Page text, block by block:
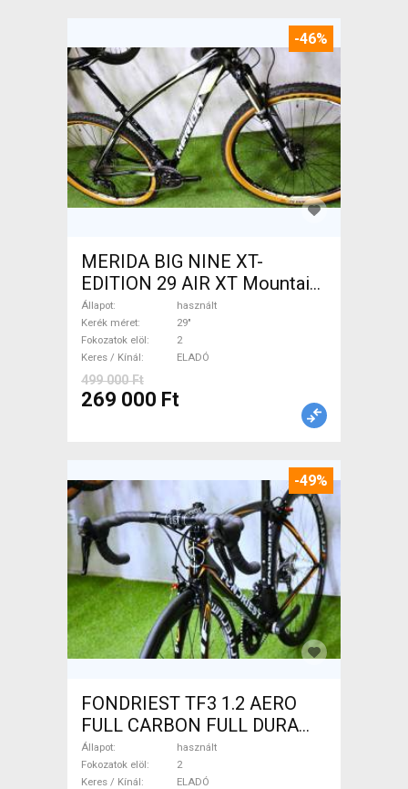
-46%
MERIDA BIG NINE XT-
EDITION 29 AIR XT Mountain
Bike 29" elöl teleszkópos
használt ELADÓ
Állapot
használt
Kerék méret
29"
Fokozatok elöl
2
Keres / Kínál
ELADÓ
499 000 Ft
269 000 Ft
-49%
FONDRIEST TF3 1.2 AERO
FULL CARBON FULL DURA
ACE Országúti patkófék
használt ELADÓ
Állapot
használt
Fokozatok elöl
2
Keres / Kínál
ELADÓ